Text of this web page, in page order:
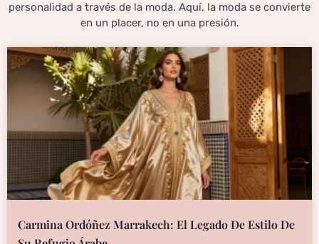
personalidad a través de la moda. Aquí, la moda se convierte
en un placer, no en una presión.
Carmina Ordóñez Marrakech: El Legado De Estilo De